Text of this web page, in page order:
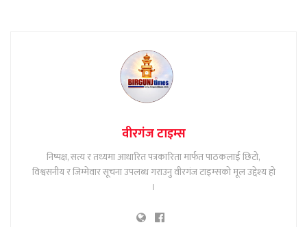
वीरगंज टाइम्स
निष्पक्ष, सत्य र तथ्यमा आधारित पत्रकारिता मार्फत पाठकलाई छिटो,
विश्वसनीय र जिम्मेवार सूचना उपलब्ध गराउनु वीरगंज टाइम्सको मूल उद्देश्य हो
।